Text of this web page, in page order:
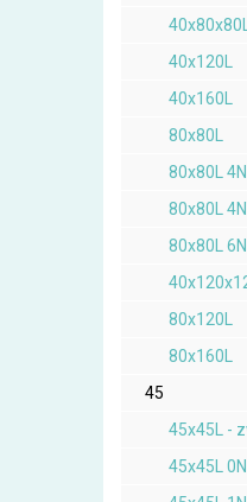
40x120L
40x160L
80x80L
80x80L 4N
80x80L
80x80L 6N
80x120L
80x160L
45
45x45L -
45x45L 0N